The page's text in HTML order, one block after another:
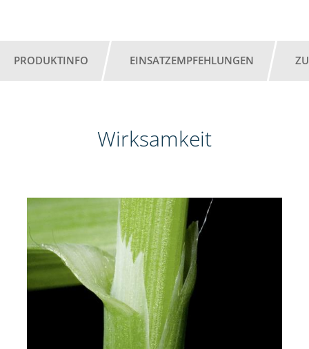
PRODUKTINFO EINSATZEMPFEHLUNGEN
Wirksamkeit